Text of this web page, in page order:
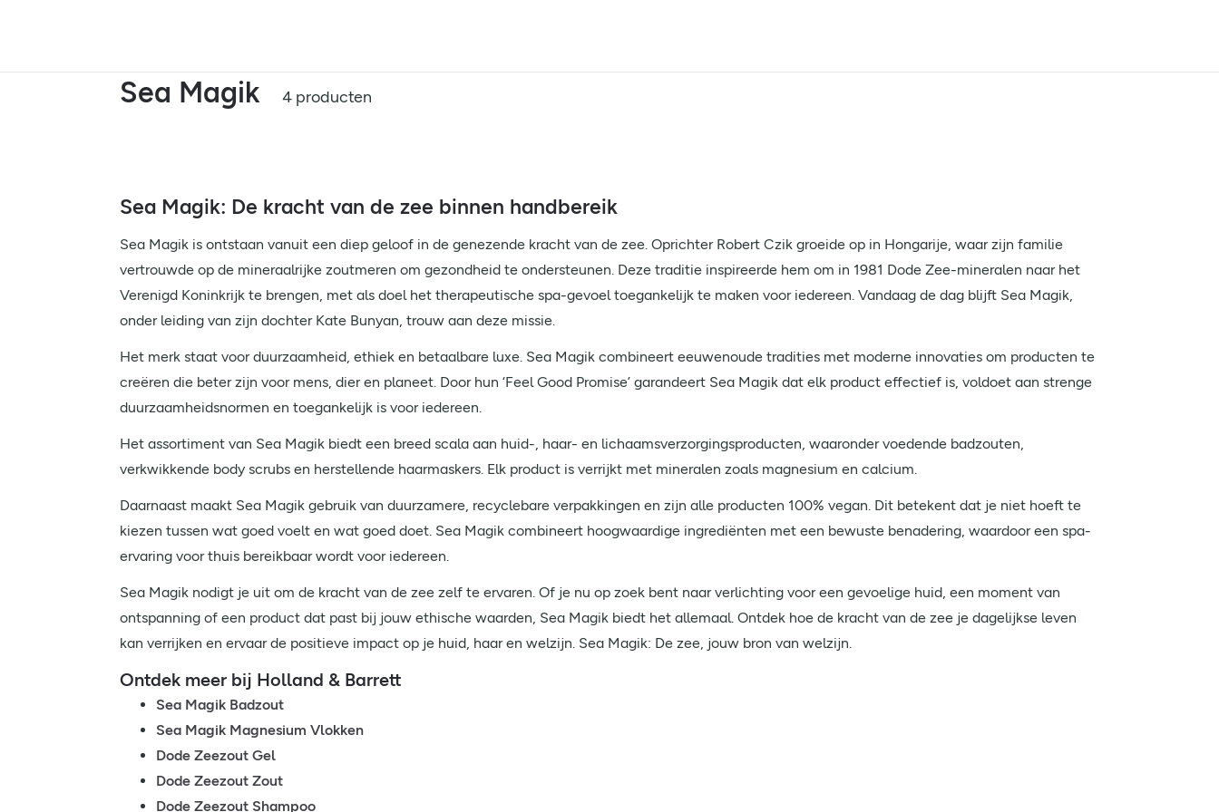
Sea Magik 4 producten
Sea Magik: De kracht van de zee binnen handbereik
Sea Magik is ontstaan vanuit een diep geloof in de genezende kracht van de zee. Oprichter Robert Czik groeide op in Hongarije, waar zijn familie
vertrouwde op de mineraalrijke zoutmeren om gezondheid te ondersteunen. Deze traditie inspireerde hem om in 1981 Dode Zee-mineralen naar het
Verenigd Koninkrijk te brengen, met als doel het therapeutische spa-gevoel toegankelijk te maken voor iedereen. Vandaag de dag blijft Sea Magik,
onder leiding van zijn dochter Kate Bunyan, trouw aan deze missie.
Het merk staat voor duurzaamheid, ethiek en betaalbare luxe. Sea Magik combineert eeuwenoude tradities met moderne innovaties om producten te
creëren die beter zijn voor mens, dier en planeet. Door hun ‘Feel Good Promise’ garandeert Sea Magik dat elk product effectief is, voldoet aan strenge
duurzaamheidsnormen en toegankelijk is voor iedereen.
Het assortiment van Sea Magik biedt een breed scala aan huid-, haar- en lichaamsverzorgingsproducten, waaronder voedende badzouten,
verkwikkende body scrubs en herstellende haarmaskers. Elk product is verrijkt met mineralen zoals magnesium en calcium.
Daarnaast maakt Sea Magik gebruik van duurzamere, recyclebare verpakkingen en zijn alle producten 100% vegan. Dit betekent dat je niet hoeft te
kiezen tussen wat goed voelt en wat goed doet. Sea Magik combineert hoogwaardige ingrediënten met een bewuste benadering, waardoor een spa-
ervaring voor thuis bereikbaar wordt voor iedereen.
Sea Magik nodigt je uit om de kracht van de zee zelf te ervaren. Of je nu op zoek bent naar verlichting voor een gevoelige huid, een moment van
ontspanning of een product dat past bij jouw ethische waarden, Sea Magik biedt het allemaal. Ontdek hoe de kracht van de zee je dagelijkse leven
kan verrijken en ervaar de positieve impact op je huid, haar en welzijn. Sea Magik: De zee, jouw bron van welzijn.
Ontdek meer bij Holland & Barrett
Sea Magik Badzout
Sea Magik Magnesium Vlokken
Dode Zeezout Gel
Dode Zeezout Zout
Dode Zeezout Shampoo